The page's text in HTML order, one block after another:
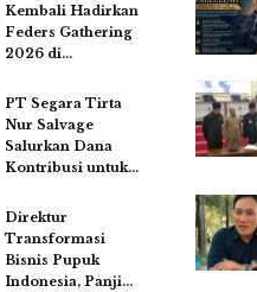
Kembali Hadirkan
Feders Gathering
2026 di…
PT Segara Tirta
Nur Salvage
Salurkan Dana
Kontribusi untuk…
Direktur
Transformasi
Bisnis Pupuk
Indonesia, Panji…